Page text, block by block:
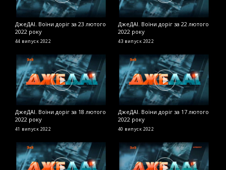
ДжеДАІ. Воїни доріг за 23 лютого
2022 року
44 випуск 2022
ДжеДАІ. Воїни доріг за 22 лютого
2022 року
43 випуск 2022
ДжеДАІ. Воїни доріг за 18 лютого
2022 року
41 випуск 2022
ДжеДАІ. Воїни доріг за 17 лютого
2022 року
40 випуск 2022